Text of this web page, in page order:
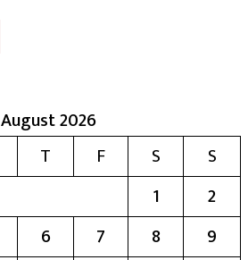
August 2026
T F S
S
1
2
6 7 8
9